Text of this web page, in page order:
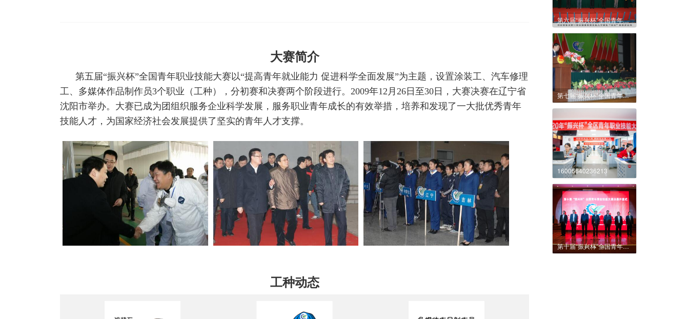
大赛简介
第五届“振兴杯”全国青年职业技能大赛以“提高青年就业能力 促进科学全面发展”为主题，设置涂装工、汽车修理
工、多媒体作品制作员3个职业（工种），分初赛和决赛两个阶段进行。2009年12月26日至30日，大赛决赛在辽宁省
沈阳市举办。大赛已成为团组织服务企业科学发展，服务职业青年成长的有效举措，培养和发现了一大批优秀青年
技能人才，为国家经济社会发展提供了坚实的青年人才支撑。
工种动态
第六届“振兴杯”全国青年职业技能大赛
第七届“振兴杯”全国青年职业技能大赛
16006640236213
第十届“振兴杯”全国青年职业技能大赛